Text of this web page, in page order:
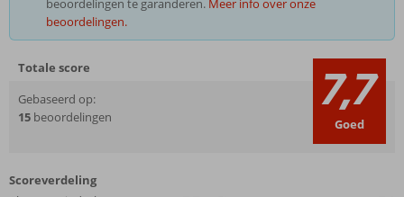
beoordelingen te garanderen. Meer info over onze
beoordelingen.
Totale score
Gebaseerd op:
15 beoordelingen 7,7
Goed
Scoreverdeling